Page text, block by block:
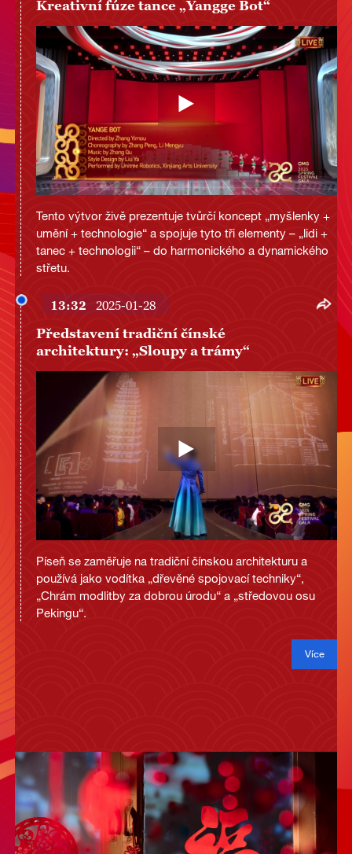
Kreativní fúze tance „Yangge Bot“
Tento výtvor živě prezentuje tvůrčí koncept „myšlenky +
umění + technologie“ a spojuje tyto tři elementy – „lidi +
tanec + technologii“ – do harmonického a dynamického
střetu.
13:32 2025-01-28
Představení tradiční čínské
architektury: „Sloupy a trámy“
Píseň se zaměřuje na tradiční čínskou architekturu a
používá jako vodítka „dřevěné spojovací techniky“,
„Chrám modlitby za dobrou úrodu“ a „středovou osu
Pekingu“.
Více